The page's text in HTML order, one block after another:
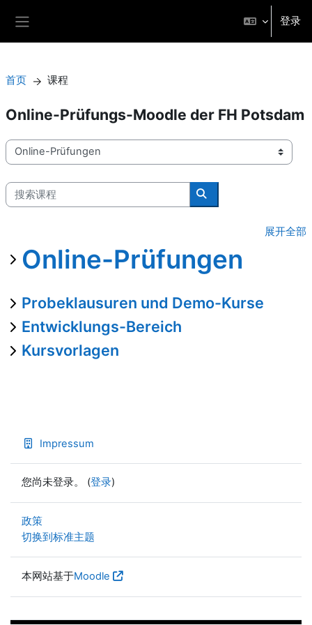
登录
首页 课程
Online-Prüfungs-Moodle der FH Potsdam
课程类别
搜索课程
搜索课程
展开全部
Online-Prüfungen
Probeklausuren und Demo-Kurse
Entwicklungs-Bereich
Kursvorlagen
Impressum
您尚未登录。 (登录)
政策
切换到标准主题
本网站基于Moodle